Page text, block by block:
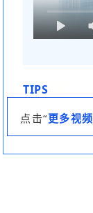
TIPS
点击“更多视频